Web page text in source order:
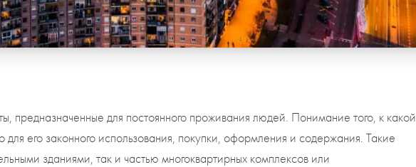
предназначенные для постоянного проживания людей. Понимание того, к какой
для его законного использования, покупки, оформления и содержания. Такие
зданиями, так и частью многоквартирных комплексов или